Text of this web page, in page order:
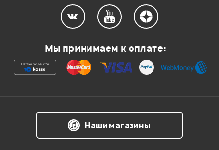
Ваша оценка:
Мы принимаем к оплате:
Наши магазины